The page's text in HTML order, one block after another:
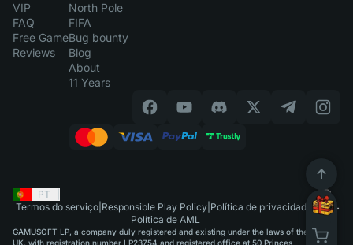
VIP
FAQ
Free Game
Reviews
North Pole
FIFA
Bug bounty
Blog
About
11 Years
PT
Termos do serviço Responsible Play Policy Política de privacidade |
Política de AML
GAMUSOFT LP, a company duly registered and existing under the laws of the
UK, with registration number LP23754 and registered office at 50 Princes